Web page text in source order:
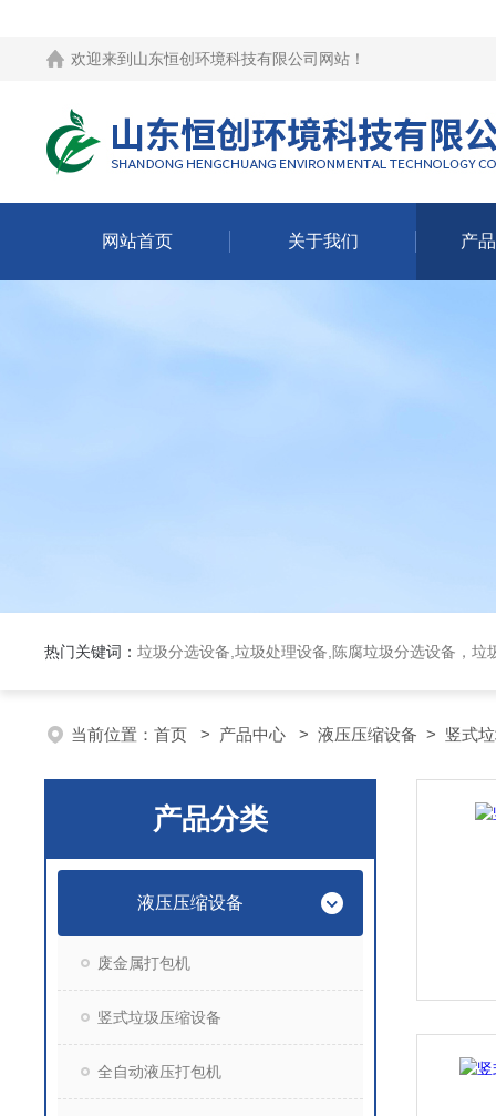
欢迎来到 山东恒创环境科技有限公司网站 ！
网站首页 关于我们 产
热门关键词： 垃圾分选设备,垃圾处理设备,陈腐垃圾分选设备，垃
当前位置： 首页 > 产品中心 > 液压压缩设备 > 竖式
产品分类
液压压缩设备
废金属打包机
竖式垃圾压缩设备
全自动液压打包机